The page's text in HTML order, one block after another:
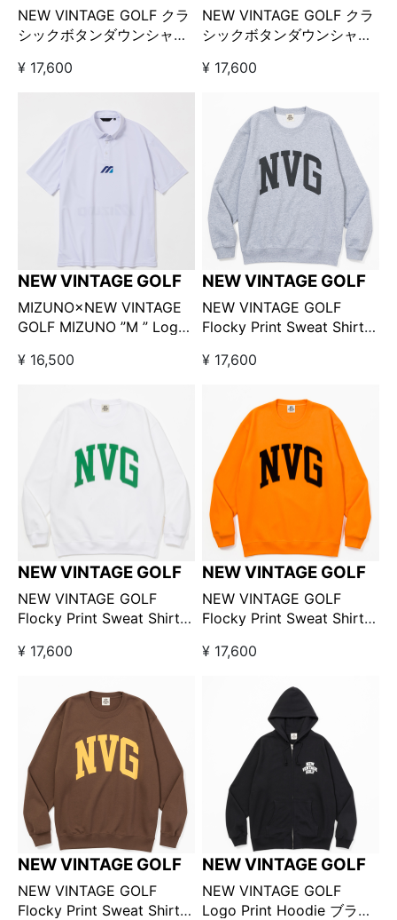
NEW VINTAGE GOLF クラ
シックボタンダウンシャツ
¥ 17,600
NEW VINTAGE GOLF クラ
シックボタンダウンシャツ
¥ 17,600
NEW VINTAGE GOLF
MIZUNO×NEW VINTAGE
GOLF MIZUNO ”M ” Logo
¥ 16,500
NEW VINTAGE GOLF
NEW VINTAGE GOLF
Flocky Print Sweat Shirts
¥ 17,600
NEW VINTAGE GOLF
NEW VINTAGE GOLF
Flocky Print Sweat Shirts
¥ 17,600
NEW VINTAGE GOLF
NEW VINTAGE GOLF
Flocky Print Sweat Shirts
¥ 17,600
NEW VINTAGE GOLF
NEW VINTAGE GOLF
Flocky Print Sweat Shirts
NEW VINTAGE GOLF
NEW VINTAGE GOLF
Logo Print Hoodie ブラッ